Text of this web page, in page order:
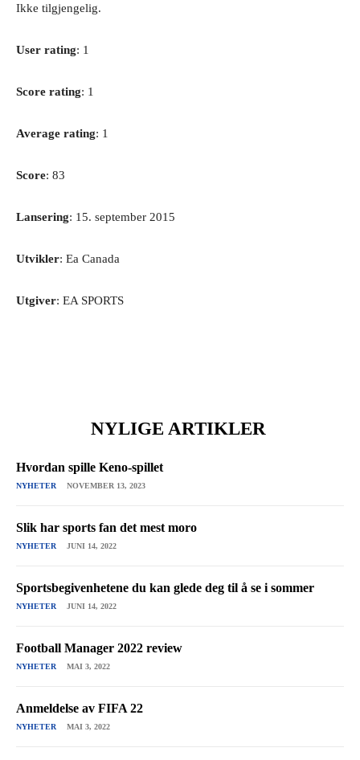
Ikke tilgjengelig.
User rating: 1
Score rating: 1
Average rating: 1
Score: 83
Lansering: 15. september 2015
Utvikler: Ea Canada
Utgiver: EA SPORTS
NYLIGE ARTIKLER
Hvordan spille Keno-spillet
NYHETER NOVEMBER 13, 2023
Slik har sports fan det mest moro
NYHETER JUNI 14, 2022
Sportsbegivenhetene du kan glede deg til å se i sommer
NYHETER JUNI 14, 2022
Football Manager 2022 review
NYHETER MAI 3, 2022
Anmeldelse av FIFA 22
NYHETER MAI 3, 2022